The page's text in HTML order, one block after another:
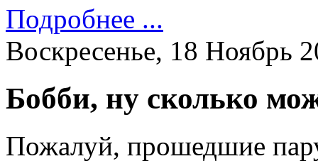
Подробнее ...
Воскресенье, 18 Ноябрь
Бобби, ну сколько
Пожалуй, прошедшие